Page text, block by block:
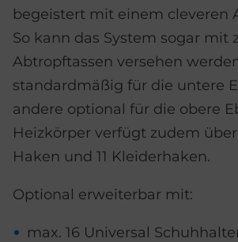
begeistert mit einem cleveren
So kann das System sogar mit
Abtropftassen versehen
standardmäßig für die untere
andere optional für die obere
Heizkörper verfügt zudem
Haken und 11 Kleiderhaken.
Optional erweiterbar mit:
max. 16 Universal